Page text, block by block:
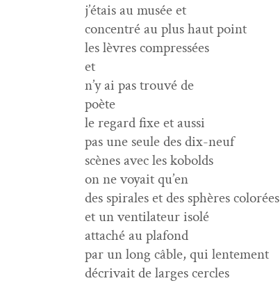
j’étais au musée et
con­cen­tré au plus haut point
les lèvres compressées
et
n’y ai pas trou­vé de
poète
le regard fixe et aussi
pas une seule des dix-neuf
scènes avec les kobolds
on ne voy­ait qu’en
des spi­rales et des sphères colorées
et un ven­ti­la­teur isolé
attaché au plafond
par un long câble, qui lentement
décrivait de larges cercles